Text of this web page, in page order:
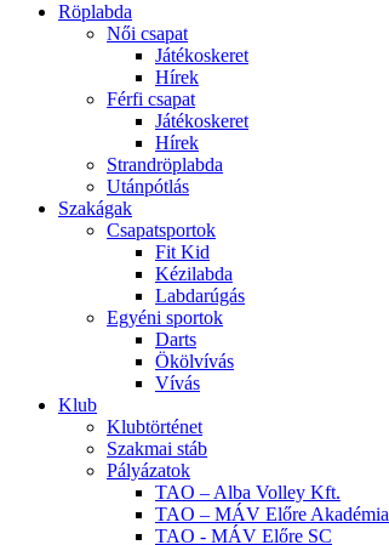
Röplabda
Női csapat
Játékoskeret
Hírek
Férfi csapat
Játékoskeret
Hírek
Strandröplabda
Utánpótlás
Szakágak
Csapatsportok
Fit Kid
Kézilabda
Labdarúgás
Egyéni sportok
Darts
Ökölvívás
Vívás
Klub
Klubtörténet
Szakmai stáb
Pályázatok
TAO – Alba Volley Kft.
TAO – MÁV Előre Akadémia
TAO - MÁV Előre SC